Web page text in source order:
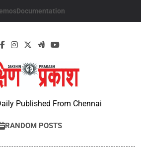
Documentation
Published From Chennai
RANDOM POSTS